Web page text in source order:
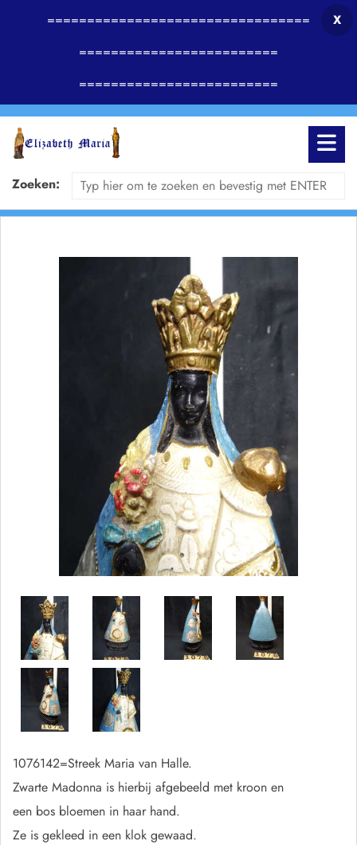
=================================
=========================
=========================
X
Zoeken:
1076142=Streek Maria van Halle.
Zwarte Madonna is hierbij afgebeeld met kroon en
een bos bloemen in haar hand.
Ze is gekleed in een klok gewaad.